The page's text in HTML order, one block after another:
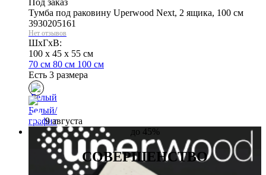
Тумба под раковину Uperwood Next, 2 ящика, 100 см
3930205161
Нет отзывов
ШхГхВ:
100 x 45 x 55 см
70 см 80 см 100 см
Есть 3 размера
9 августа
до 45%
СОВЕРШЕНСТВО